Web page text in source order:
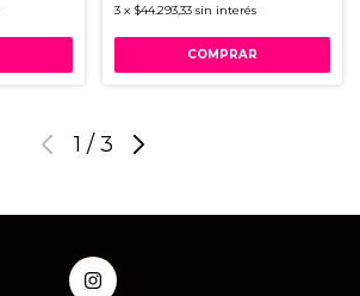
3 x $44.293,33 sin interés
1 / 3